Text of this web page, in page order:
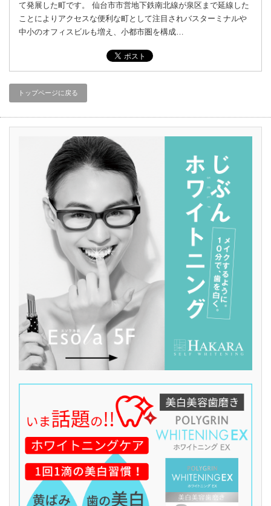
て発展した町です。 仙台市市営地下鉄南北線が泉区まで延線した
ことによりアクセスな便利な町として注目されバスターミナルや
中小のオフィスビルも増え、小都市圏を構成…
トップページに戻る